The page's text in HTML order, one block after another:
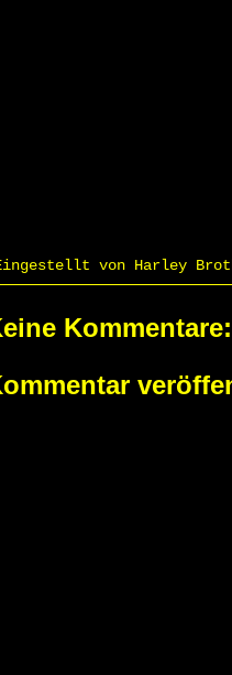
von Harley
Kommentare: